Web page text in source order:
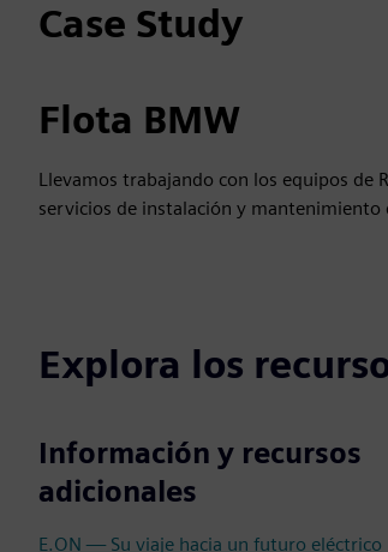
Case Study
Flota BMW
Llevamos trabajando con los equipos de
servicios de instalación y
Explora los
Información y recursos
adicionales
E.ON — Su viaje hacia un futuro eléctrico